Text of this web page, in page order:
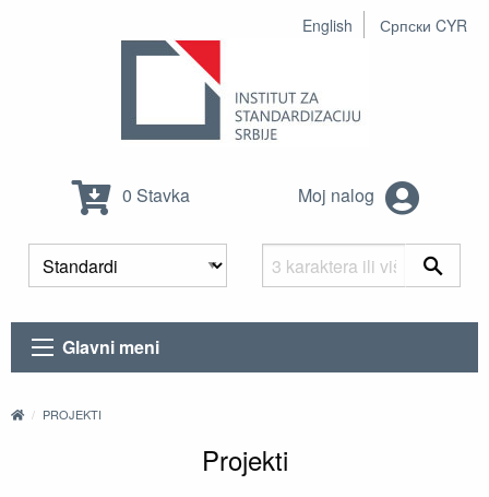
English Српски CYR
0 Stavka Moj nalog
Glavni meni
PROJEKTI
Projekti